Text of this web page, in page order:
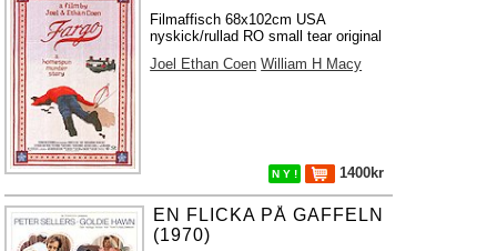
Filmaffisch 68x102cm USA
nyskick/rullad RO small tear original
Joel Ethan Coen William H Macy
N Y ! 1400kr
EN FLICKA PÅ GAFFELN
(1970)